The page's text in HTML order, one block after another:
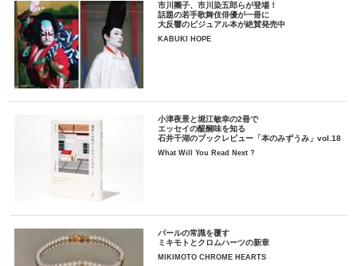
市川團子、市川染五郎らが登場！
話題の若手歌舞伎俳優が一冊に
大反響のビジュアル本が絶賛発売中
KABUKI HOPE
小津夜景と堀江敏幸の2冊で
エッセイの醍醐味を知る
石井千湖のブックレビュー「本のみずうみ」vol.18
What Will You Read Next ?
パールの常識を覆す
ミキモトとクロムハーツの新章
MIKIMOTO CHROME HEARTS